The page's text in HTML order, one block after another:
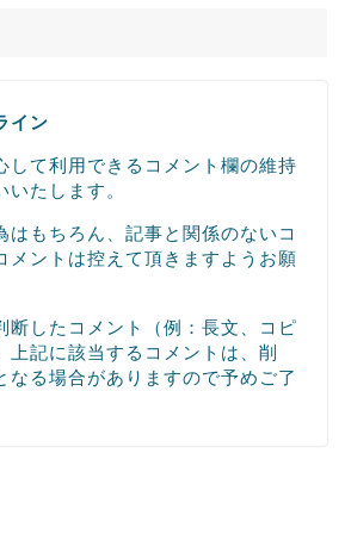
イン
して利用できるコメント欄の維持
たします。
はもちろん、記事と関係のないコ
メントは控えて頂きますようお願
断したコメント（例：長文、コピ
上記に該当するコメントは、削
なる場合がありますので予めご了